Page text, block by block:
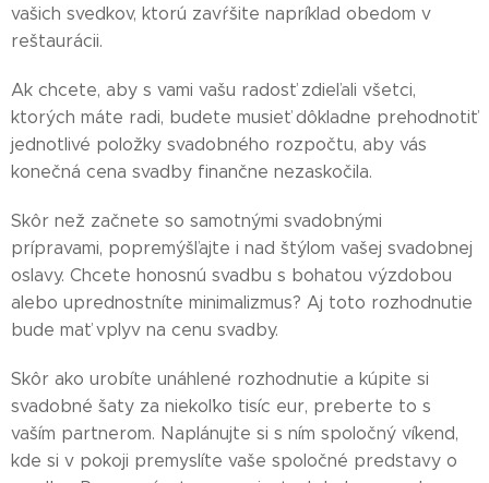
vašich svedkov, ktorú zavŕšite napríklad obedom v
reštaurácii.
Ak chcete, aby s vami vašu radosť zdieľali všetci,
ktorých máte radi, budete musieť dôkladne prehodnotiť
jednotlivé položky svadobného rozpočtu, aby vás
konečná cena svadby finančne nezaskočila.
Skôr než začnete so samotnými svadobnými
prípravami, popremýšľajte i nad štýlom vašej svadobnej
oslavy. Chcete honosnú svadbu s bohatou výzdobou
alebo uprednostníte minimalizmus? Aj toto rozhodnutie
bude mať vplyv na cenu svadby.
Skôr ako urobíte unáhlené rozhodnutie a kúpite si
svadobné šaty za niekoľko tisíc eur, preberte to s
vaším partnerom. Naplánujte si s ním spoločný víkend,
kde si v pokoji premyslíte vaše spoločné predstavy o